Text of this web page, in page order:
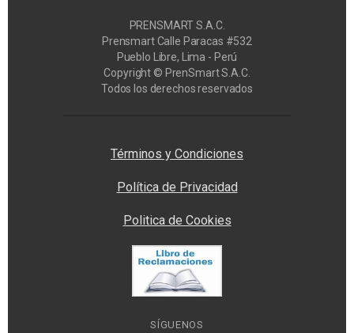
PRENSMART S.A.C.
Prensmart Calle Paracas #532
Pueblo Libre, Lima - Perú
Copyright © PrenSmart S.A.C.
Todos los derechos reservados
Términos y Condiciones
Política de Privacidad
Politica de Cookies
SÍGUENOS